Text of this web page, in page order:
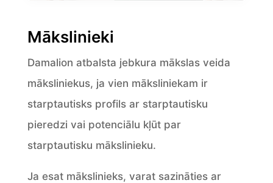
Mākslinieki
Damalion atbalsta jebkura mākslas veida
māksliniekus, ja vien māksliniekam ir
starptautisks profils ar starptautisku
pieredzi vai potenciālu kļūt par
starptautisku mākslinieku.
Ja esat mākslinieks, varat sazināties ar